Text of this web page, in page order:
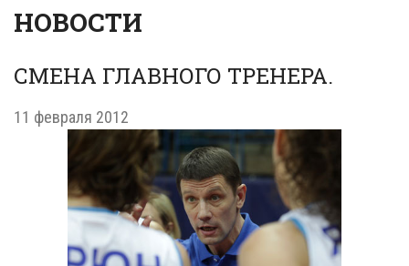
НОВОСТИ
СМЕНА ГЛАВНОГО ТРЕНЕРА.
11 февраля 2012